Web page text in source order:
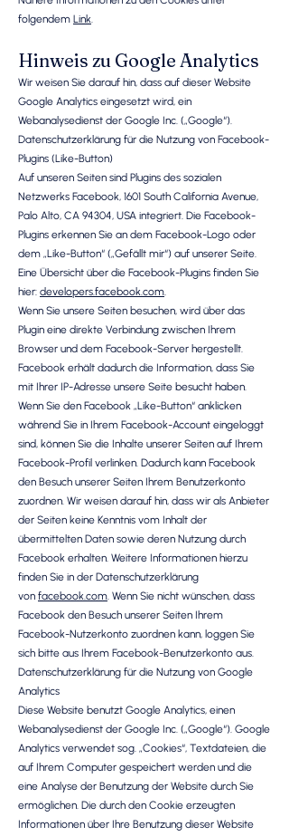
folgendem Link.
Hinweis zu Google Analytics
Wir weisen Sie darauf hin, dass auf dieser Website
Google Analytics eingesetzt wird, ein
Webanalysedienst der Google Inc. („Google“).
Datenschutzerklärung für die Nutzung von Facebook-
Plugins (Like-Button)
Auf unseren Seiten sind Plugins des sozialen
Netzwerks Facebook, 1601 South California Avenue,
Palo Alto, CA 94304, USA integriert. Die Facebook-
Plugins erkennen Sie an dem Facebook-Logo oder
dem „Like-Button“ („Gefällt mir“) auf unserer Seite.
Eine Übersicht über die Facebook-Plugins finden Sie
hier: developers.facebook.com.
Wenn Sie unsere Seiten besuchen, wird über das
Plugin eine direkte Verbindung zwischen Ihrem
Browser und dem Facebook-Server hergestellt.
Facebook erhält dadurch die Information, dass Sie
mit Ihrer IP-Adresse unsere Seite besucht haben.
Wenn Sie den Facebook „Like-Button“ anklicken
während Sie in Ihrem Facebook-Account eingeloggt
sind, können Sie die Inhalte unserer Seiten auf Ihrem
Facebook-Profil verlinken. Dadurch kann Facebook
den Besuch unserer Seiten Ihrem Benutzerkonto
zuordnen. Wir weisen darauf hin, dass wir als Anbieter
der Seiten keine Kenntnis vom Inhalt der
übermittelten Daten sowie deren Nutzung durch
Facebook erhalten. Weitere Informationen hierzu
finden Sie in der Datenschutzerklärung
von facebook.com. Wenn Sie nicht wünschen, dass
Facebook den Besuch unserer Seiten Ihrem
Facebook-Nutzerkonto zuordnen kann, loggen Sie
sich bitte aus Ihrem Facebook-Benutzerkonto aus.
Datenschutzerklärung für die Nutzung von Google
Analytics
Diese Website benutzt Google Analytics, einen
Webanalysedienst der Google Inc. („Google“). Google
Analytics verwendet sog. „Cookies“, Textdateien, die
auf Ihrem Computer gespeichert werden und die
eine Analyse der Benutzung der Website durch Sie
ermöglichen. Die durch den Cookie erzeugten
Informationen über Ihre Benutzung dieser Website